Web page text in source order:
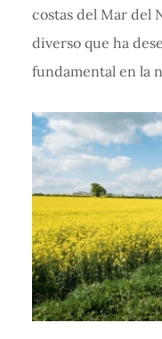
costas del Mar del
diverso que ha
fundamental en la